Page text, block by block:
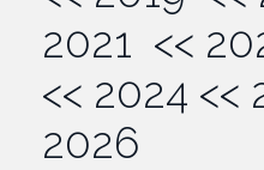
2021 <<
<< 2024 <<
2026